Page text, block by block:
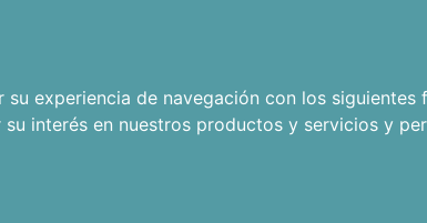
experiencia de navegación con los siguientes
su interés en nuestros productos y servicios y